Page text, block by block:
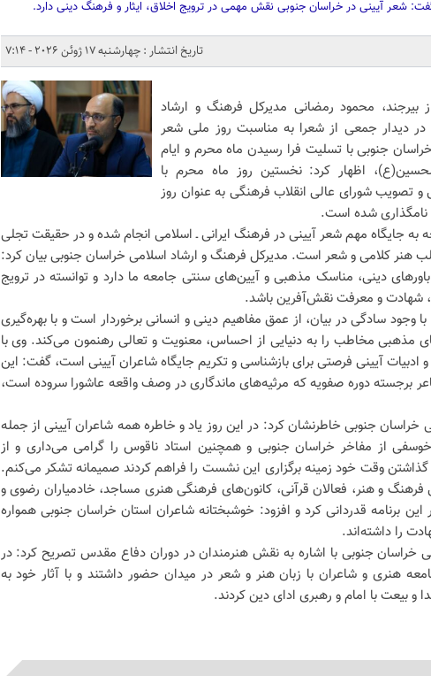
شعر آیینی در خراسان جنوبی نقش مهمی در ترویج اخلاق، ایثار و فرهنگ دینی دارد.
تاریخ انتشار : چهارشنبه 17 ژوئن 2026 - 7:14
بیرجند، محمود رمضانی مدیرکل فرهنگ و ارشاد
در دیدار جمعی از شعرا به مناسبت روز ملی شعر
خراسان جنوبی با تسلیت فرا رسیدن ماه محرم و ایام
اظهار کرد: نخستین روز ماه محرم با
تصویب شورای عالی انقلاب فرهنگی به عنوان روز
نامگذاری شده است.
به جایگاه مهم شعر آیینی در فرهنگ ایرانی ـ اسلامی انجام شده و در حقیقت تجلی
هنر کلامی و شعر است. مدیرکل فرهنگ و ارشاد اسلامی خراسان جنوبی بیان کرد:
باورهای دینی، مناسک مذهبی و آیین‌های سنتی جامعه ما دارد و توانسته در ترویج
شهادت و معرفت نقش‌آفرین باشد.
وجود سادگی در بیان، از عمق مفاهیم دینی و انسانی برخوردار است و با بهره‌گیری
مذهبی مخاطب را به دنیایی از احساس، معنویت و تعالی رهنمون می‌کند. وی با
ادبیات آیینی فرصتی برای بازشناسی و تکریم جایگاه شاعران آیینی است، گفت: این
برجسته دوره صفویه که مرثیه‌های ماندگاری در وصف واقعه عاشورا سروده است،
خراسان جنوبی خاطرنشان کرد: در این روز یاد و خاطره همه شاعران آیینی از جمله
از مفاخر خراسان جنوبی و همچنین استاد ناقوس را گرامی می‌داری و از
گذاشتن وقت خود زمینه برگزاری این نشست را فراهم کردند صمیمانه تشکر می‌کنم.
و هنر، فعالان قرآنی، کانون‌های فرهنگی هنری مساجد، خادمیاران رضوی و
برنامه قدردانی کرد و افزود: خوشبختانه شاعران استان خراسان جنوبی همواره
را داشته‌اند.
خراسان جنوبی با اشاره به نقش هنرمندان در دوران دفاع مقدس تصریح کرد: در
هنری و شاعران با زبان هنر و شعر در میدان حضور داشتند و با آثار خود به
و بیعت با امام و رهبری ادای دین کردند.